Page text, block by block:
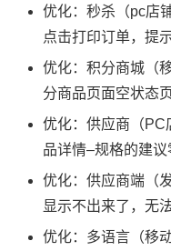
优化：秒杀（pc店
点击打印订单，提
优化：积分商城（
分商品页面空状态
优化：供应商（PC
品详情–规格的建
优化：供应商端（
显示不出来了，无
优化：多语言（移